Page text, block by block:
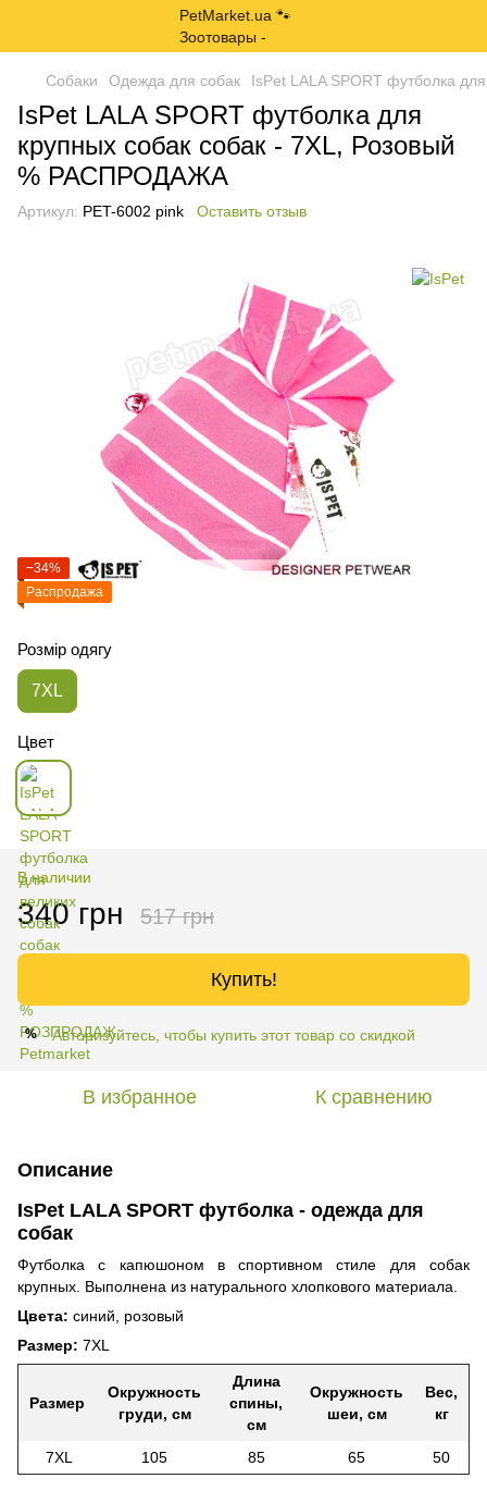
Собаки Одежда для собак IsPet LALA SPORT футболка
IsPet LALA SPORT футболка для
крупных собак собак - 7XL, Розовый
% РАСПРОДАЖА
Артикул: PET-6002 pink Оставить отзыв
−34%
Распродажа
Розмір одягу
7XL
Цвет
В наличии
340 грн 517 грн
Купить!
% Авторизуйтесь, чтобы купить этот товар со скидкой
В избранное К сравнению
Описание
IsPet LALA SPORT футболка - одежда для
собак
Футболка с капюшоном в спортивном стиле для собак
крупных. Выполнена из натурального хлопкового материала.
Цвета: синий, розовый
Размер: 7XL
Размер
Окружность
груди, см
Длина
спины,
см
Окружность
шеи, см
Вес,
кг
7XL 105 85 65 50